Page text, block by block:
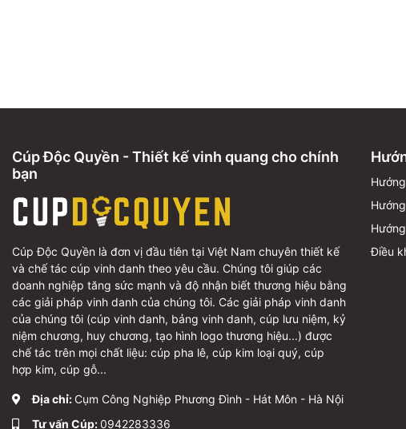
Cúp Độc Quyền - Thiết kế vinh quang cho chính
bạn
Cúp Độc Quyền là đơn vị đầu tiên tại Việt Nam chuyên thiết kế
và chế tác cúp vinh danh theo yêu cầu. Chúng tôi giúp các
doanh nghiệp tăng sức mạnh và độ nhận biết thương hiệu bằng
các giải pháp vinh danh của chúng tôi. Các giải pháp vinh danh
của chúng tôi (cúp vinh danh, bảng vinh danh, cúp lưu niệm, kỷ
niệm chương, huy chương, tạo hình logo thương hiệu...) được
chế tác trên mọi chất liệu: cúp pha lê, cúp kim loại quý, cúp
hợp kim, cúp gỗ...
Địa chỉ: Cụm Công Nghiệp Phương Đình - Hát Môn - Hà Nội
Tư vấn Cúp:0942283336
Điều